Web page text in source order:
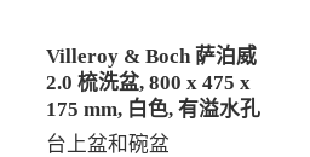
Villeroy & Boch 萨泊威
2.0 梳洗盆, 800 x 475 x
175 mm, 白色, 有溢水孔
台上盆和碗盆